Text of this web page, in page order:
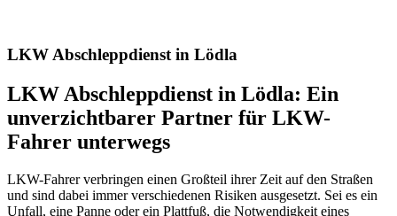
LKW Abschleppdienst in Lödla
LKW Abschleppdienst in Lödla: Ein
unverzichtbarer Partner für LKW-
Fahrer unterwegs
LKW-Fahrer verbringen einen Großteil ihrer Zeit auf den Straßen
und sind dabei immer verschiedenen Risiken ausgesetzt. Sei es ein
Unfall, eine Panne oder ein Plattfuß, die Notwendigkeit eines